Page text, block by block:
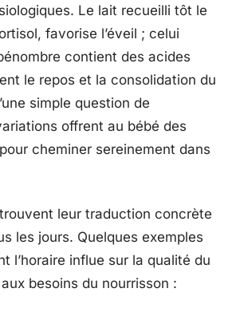
Le lait recueilli tôt le
favorise l’éveil ; celui
contient des acides
le repos et la consolidation du
simple question de
offrent au bébé des
cheminer sereinement dans
leur traduction concrète
les jours. Quelques exemples
l’horaire influe sur la qualité du
besoins du nourrisson :